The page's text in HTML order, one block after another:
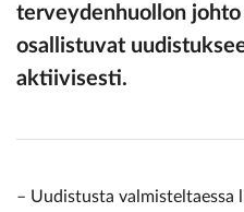
terveydenhuollon
osallistuvat
aktiivisesti.
– Uudistusta